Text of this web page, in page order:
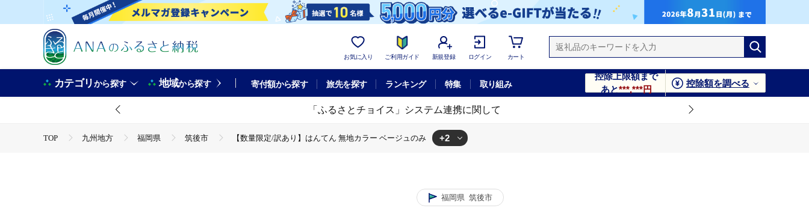
お気に入り ご利用ガイド 新規登録 ログイン カート
カテゴリから探す 地域から探す 寄付額から探す 旅先を探す ランキング 特集 取り組み
控除上限額まで
あと***,***円
控除額を調べる
「ふるさとチョイス」システム連携に関して
TOP 九州地方 福岡県 筑後市 【数量限定/訳あり】はんてん 無地カラー ベージュのみ +2
福岡県 筑後市